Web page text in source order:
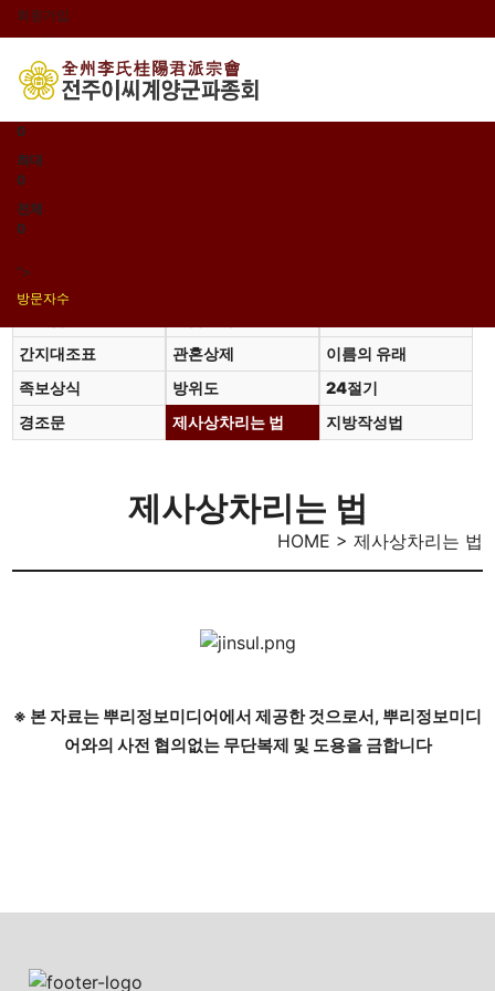
회원가입
로그인
오늘
0
0
최대
0
전체
0
">
방문자수
간지대조표
관혼상제
이름의 유래
족보상식
방위도
24절기
경조문
제사상차리는 법 지방작성법
제사상차리는 법
HOME > 제사상차리는 법
※ 본 자료는 뿌리정보미디어에서 제공한 것으로서, 뿌리정보미디
어와의 사전 협의없는 무단복제 및 도용을 금합니다